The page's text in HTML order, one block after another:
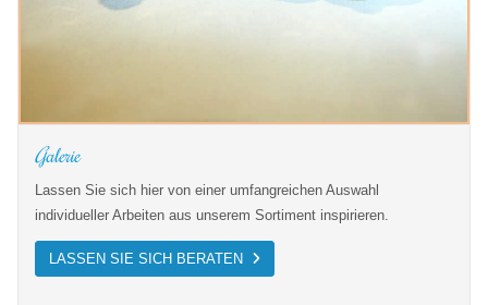
Galerie
Lassen Sie sich hier von einer umfangreichen Auswahl
individueller Arbeiten aus unserem Sortiment inspirieren.
LASSEN SIE SICH BERATEN